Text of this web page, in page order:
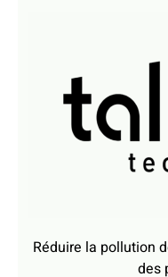
Réduire la pollution
des